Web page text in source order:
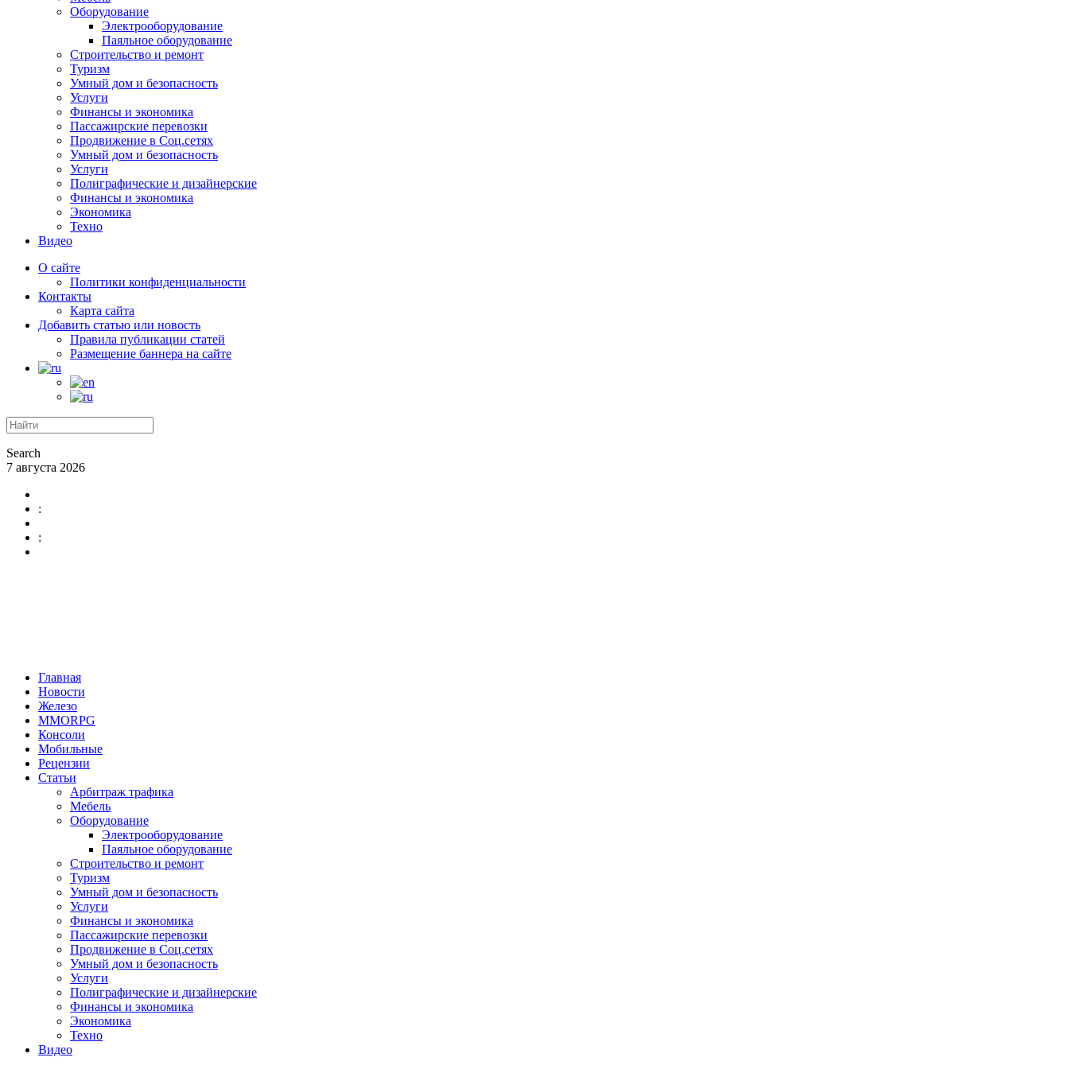
Оборудование
Электрооборудование
Паяльное оборудование
Строительство и ремонт
Туризм
Умный дом и безопасность
Услуги
Финансы и экономика
Пассажирские перевозки
Продвижение в Соц.сетях
Умный дом и безопасность
Услуги
Полиграфические и дизайнерские
Финансы и экономика
Экономика
Техно
Видео
О сайте
Политики конфиденциальности
Контакты
Карта сайта
Добавить статью или новость
Правила публикации статей
Размещение баннера на сайте
Search
7 августа 2026
:
:
Главная
Новости
Железо
MMORPG
Консоли
Мобильные
Рецензии
Статьи
Арбитраж трафика
Мебель
Оборудование
Электрооборудование
Паяльное оборудование
Строительство и ремонт
Туризм
Умный дом и безопасность
Услуги
Финансы и экономика
Пассажирские перевозки
Продвижение в Соц.сетях
Умный дом и безопасность
Услуги
Полиграфические и дизайнерские
Финансы и экономика
Экономика
Техно
Видео